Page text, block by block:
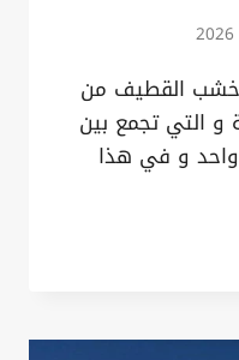
خشب القطيف من
و التي تجمع بين
واحد و في هذا